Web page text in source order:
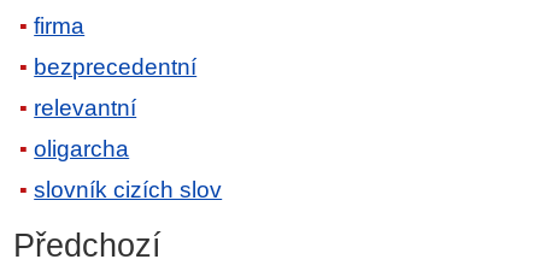
firma
bezprecedentní
relevantní
oligarcha
slovník cizích slov
Předchozí